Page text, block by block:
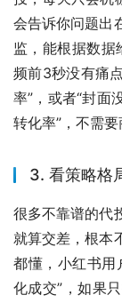
会告诉你问题出
监，能根据数据
频前3秒没有痛
率”，或者“封面
转化率”，不需要
3. 看策略格
很多不靠谱的代
就算交差，根本
都懂，小红书
化成交”，如果